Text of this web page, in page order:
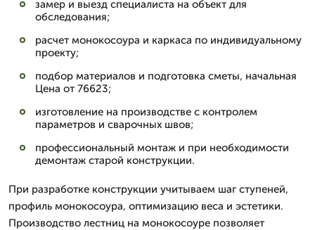
замер и выезд специалиста на объект для
обследования;
расчет монокосоура и каркаса по индивидуальному
проекту;
подбор материалов и подготовка сметы, начальная
Цена от 76623;
изготовление на производстве с контролем
параметров и сварочных швов;
профессиональный монтаж и при необходимости
демонтаж старой конструкции.
При разработке конструкции учитываем шаг ступеней,
профиль монокосоура, оптимизацию веса и эстетики.
Производство лестниц на монокосоуре позволяет